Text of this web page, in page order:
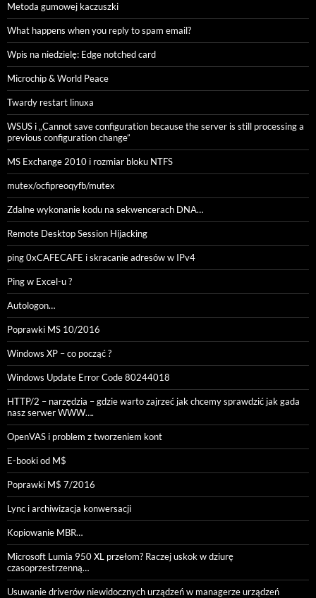
Metoda gumowej kaczuszki
What happens when you reply to spam email?
Wpis na niedzielę: Edge notched card
Microchip & World Peace
Twardy restart linuxa
WSUS i „Cannot save configuration because the server is still processing a
previous configuration change”
MS Exchange 2010 i rozmiar bloku NTFS
mutex/ocfipreoqyfb/mutex
Zdalne wykonanie kodu na sekwencerach DNA…
Remote Desktop Session Hijacking
ping 0xCAFECAFE i skracanie adresów w IPv4
Ping w Excel-u ?
Autologon…
Poprawki MS 10/2016
Windows XP – co począć ?
Windows Update Error Code 80244018
HTTP/2 – narzędzia – gdzie warto zajrzeć jak chcemy sprawdzić jak gada
nasz serwer WWW….
OpenVAS i problem z tworzeniem kont
E-booki od M$
Poprawki M$ 7/2016
Lync i archiwizacja konwersacji
Kopiowanie MBR…
Microsoft Lumia 950 XL przełom? Raczej uskok w dziurę
czasoprzestrzenną…
Usuwanie driverów niewidocznych urządzeń w managerze urządzeń